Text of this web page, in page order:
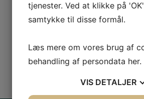
anvende bundfradragsreglen
fradraget (en reduktion af den
dermed godkendt.
tjenester. Ved at klikke på
samtykke til disse formål.
Læs mere om vores brug af
behandling af persondata her.
VIS DETALJER